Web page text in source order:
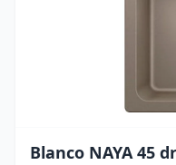
Blanco NAYA 45